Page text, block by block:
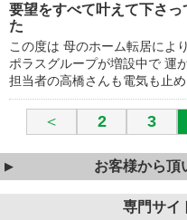
要望をすべて叶えて下さ
た
この度は 母のホーム転居によ
ポラスグループが増設中で 運
担当者の高橋さんも電気も止
＜ 2 3
お客様から頂
専門サイ